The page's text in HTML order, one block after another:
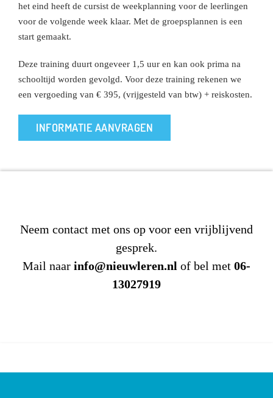
het eind heeft de cursist de weekplanning voor de leerlingen
voor de volgende week klaar. Met de groepsplannen is een
start gemaakt.
Deze training duurt ongeveer 1,5 uur en kan ook prima na
schooltijd worden gevolgd. Voor deze training rekenen we
een vergoeding van € 395, (vrijgesteld van btw) + reiskosten.
INFORMATIE AANVRAGEN
Neem contact met ons op voor een vrijblijvend
gesprek.
Mail naar info@nieuwleren.nl of bel met 06-
13027919